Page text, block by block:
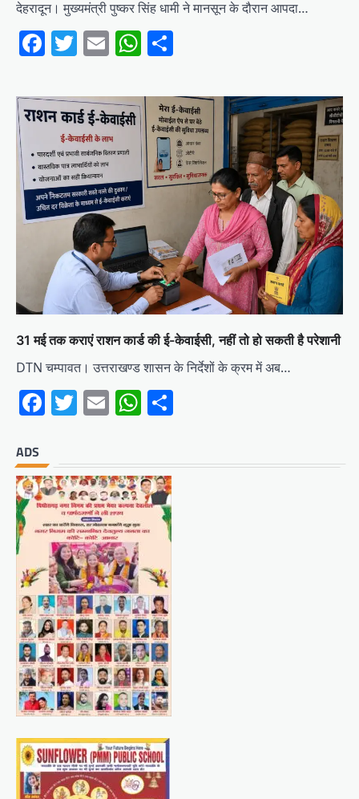
देहरादून। मुख्यमंत्री पुष्कर सिंह धामी ने मानसून के दौरान आपदा…
Facebook
Twitter
EmailWhatsApp
31 मई तक कराएं राशन कार्ड की ई-केवाईसी, नहीं तो हो सकती है परेशानी
DTN चम्पावत। उत्तराखण्ड शासन के निर्देशों के क्रम में अब…
Facebook
Twitter
EmailWhatsApp
ADS